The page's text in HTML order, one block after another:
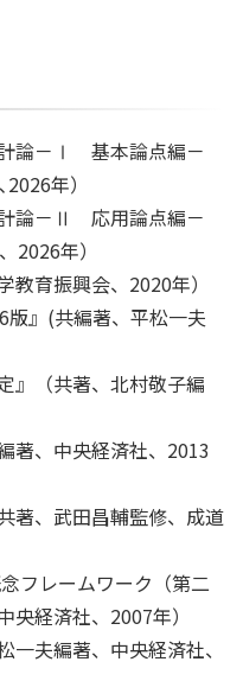
計論－Ⅰ 基本論点編－
年）
計論－Ⅱ 応用論点編－
2026年）
教育振興会、2020年）
』(共編著、平松一夫
』（共著、北村敬子編
著、中央経済社、2013
著、武田昌輔監修、成道
フレームワーク（第二
経済社、2007年）
一夫編著、中央経済社、